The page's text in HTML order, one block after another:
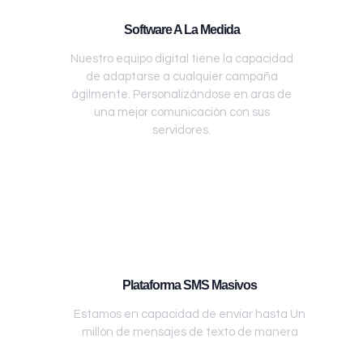
Software A La Medida
Nuestro equipo digital tiene la capacidad
de adaptarse a cualquier campaña
ágilmente. Personalizándose en aras de
una mejor comunicación con sus
servidores.
Plataforma SMS Masivos
Estamos en capacidad de enviar hasta Un
millón de mensajes de texto de manera